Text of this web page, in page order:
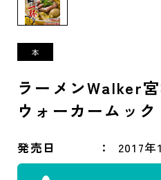
ラーメンWalker
ウォーカームック
発売日 2017年